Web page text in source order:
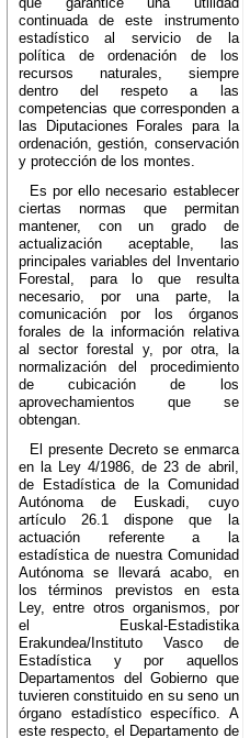
continuada de este instrumento
estadístico al servicio de la
política de ordenación de los
recursos naturales, siempre
dentro del respeto a las
competencias que corresponden a
las Diputaciones Forales para la
ordenación, gestión, conservación
y protección de los montes.
Es por ello necesario establecer
ciertas normas que permitan
mantener, con un grado de
actualización aceptable, las
principales variables del Inventario
Forestal, para lo que resulta
necesario, por una parte, la
comunicación por los órganos
forales de la información relativa
al sector forestal y, por otra, la
normalización del procedimiento
de cubicación de los
aprovechamientos que se
obtengan.
El presente Decreto se enmarca
en la Ley 4/1986, de 23 de abril,
de Estadística de la Comunidad
Autónoma de Euskadi, cuyo
artículo 26.1 dispone que la
actuación referente a la
estadística de nuestra Comunidad
Autónoma se llevará acabo, en
los términos previstos en esta
Ley, entre otros organismos, por
el Euskal-Estadistika
Erakundea/Instituto Vasco de
Estadística y por aquellos
Departamentos del Gobierno que
tuvieren constituido en su seno un
órgano estadístico específico. A
este respecto, el Departamento de